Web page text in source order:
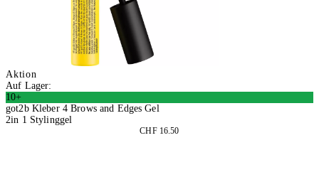
Aktion
Auf Lager:
10+
got2b Kleber 4 Brows and Edges Gel
2in 1 Stylinggel
CHF 16.50